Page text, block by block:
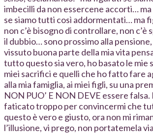
imbecilli da non essercene accorti…
se siamo tutti così addormentati… ma
non c’è bisogno di controllare, non c’è
il dubbio… sono prossimo alla
vissuto buona parte della mia vita
tutto questo sia vero, ho basato le mie
miei sacrifici e quelli che ho fatto fare
alla mia famiglia, ai miei figli, su una
NON PUO’ E NON DEVE essere falsa.
faticato troppo per convincermi che
questo è vero e giusto, ora non mi
l’illusione, vi prego, non portatemela